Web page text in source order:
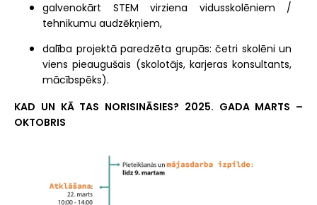
galvenokārt STEM virziena vidusskolēniem /
tehnikumu audzēkņiem,
dalība projektā paredzēta grupās: četri skolēni un
viens pieaugušais (skolotājs, karjeras konsultants,
mācībspēks).
KAD UN KĀ TAS NORISINĀSIES? 2025. GADA MARTS –
OKTOBRIS